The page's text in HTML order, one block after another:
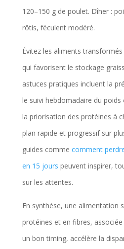
120–150 g de poulet. Dîner :
rôtis, féculent modéré.
Évitez les aliments
qui favorisent le stockage
astuces pratiques incluent la
le suivi hebdomadaire du
la priorisation des protéines à
plan rapide et progressif sur
guides comme comment
en 15 jours peuvent inspirer,
sur les attentes.
En synthèse, une alimentation
protéines et en fibres,
un bon timing, accélère la